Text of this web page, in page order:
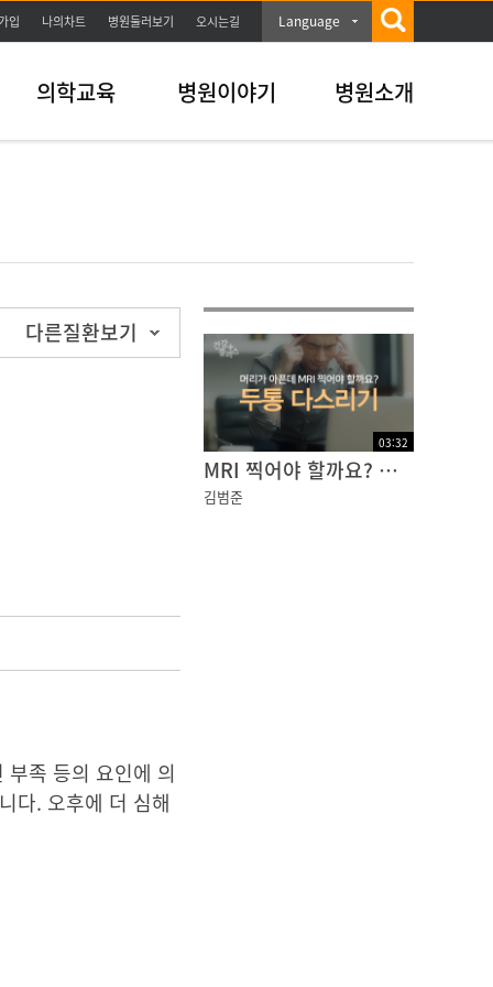
입 나의차트 병원둘러보기 오시는길 Language
의학교육 병원이야기 병원소개
다른질환보기
족 등의 요인에 의
다. 오후에 더 심해
03:32
MRI 찍어야 할까요? 두통 다스리기 [건강플러스]
김범준